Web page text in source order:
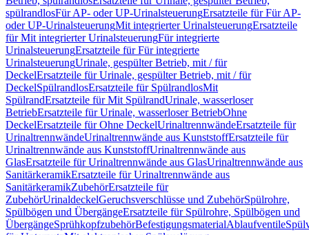
spülrandlosFür AP- oder UP-UrinalsteuerungErsatzteile für Für AP-
oder UP-UrinalsteuerungMit integrierter UrinalsteuerungErsatzteile
für Mit integrierter UrinalsteuerungFür integrierte
UrinalsteuerungErsatzteile für Für integrierte
UrinalsteuerungUrinale, gespülter Betrieb, mit / für
DeckelErsatzteile für Urinale, gespülter Betrieb, mit / für
DeckelSpülrandlosErsatzteile für SpülrandlosMit
SpülrandErsatzteile für Mit SpülrandUrinale, wasserloser
BetriebErsatzteile für Urinale, wasserloser BetriebOhne
DeckelErsatzteile für Ohne DeckelUrinaltrennwändeErsatzteile für
UrinaltrennwändeUrinaltrennwände aus KunststoffErsatzteile für
Urinaltrennwände aus KunststoffUrinaltrennwände aus
GlasErsatzteile für Urinaltrennwände aus GlasUrinaltrennwände aus
SanitärkeramikErsatzteile für Urinaltrennwände aus
SanitärkeramikZubehörErsatzteile für
ZubehörUrinaldeckelGeruchsverschlüsse und ZubehörSpülrohre,
Spülbögen und ÜbergängeErsatzteile für Spülrohre, Spülbögen und
ÜbergängeSprühkopfzubehörBefestigungsmaterialAblaufventile